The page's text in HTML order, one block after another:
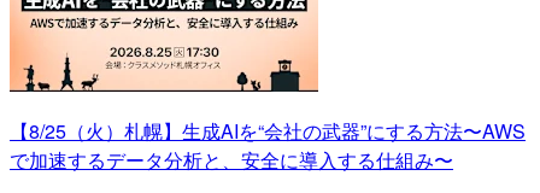
【8/25（火）札幌】生成AIを“会社の武器”にする方法〜AWS
で加速するデータ分析と、安全に導入する仕組み〜